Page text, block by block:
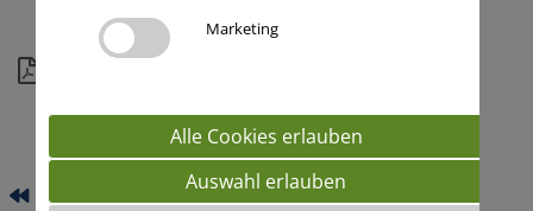
AVALON
Marketing
Alle Cookies erlauben
Auswahl erlauben